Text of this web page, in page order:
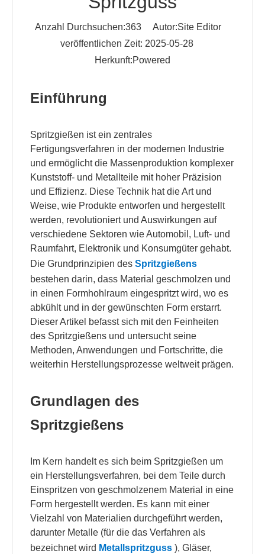
Anzahl Durchsuchen:363Autor:Site Editor
veröffentlichen Zeit: 2025-05-28
Herkunft:Powered
Einführung
Spritzgießen ist ein zentrales
Fertigungsverfahren in der modernen Industrie
und ermöglicht die Massenproduktion komplexer
Kunststoff- und Metallteile mit hoher Präzision
und Effizienz. Diese Technik hat die Art und
Weise, wie Produkte entworfen und hergestellt
werden, revolutioniert und Auswirkungen auf
verschiedene Sektoren wie Automobil, Luft- und
Raumfahrt, Elektronik und Konsumgüter gehabt.
Die Grundprinzipien des Spritzgießens
bestehen darin, dass Material geschmolzen und
in einen Formhohlraum eingespritzt wird, wo es
abkühlt und in der gewünschten Form erstarrt.
Dieser Artikel befasst sich mit den Feinheiten
des Spritzgießens und untersucht seine
Methoden, Anwendungen und Fortschritte, die
weiterhin Herstellungsprozesse weltweit prägen.
Grundlagen des
Spritzgießens
Im Kern handelt es sich beim Spritzgießen um
ein Herstellungsverfahren, bei dem Teile durch
Einspritzen von geschmolzenem Material in eine
Form hergestellt werden. Es kann mit einer
Vielzahl von Materialien durchgeführt werden,
darunter Metalle (für die das Verfahren als
bezeichnet wird Metallspritzguss ), Gläser,